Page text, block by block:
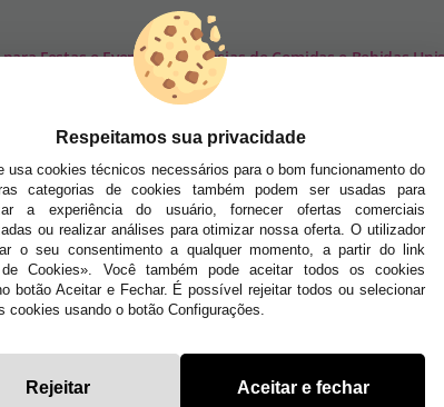
Festas e Eventos» Fantasias de Comidas e Bebidas
de todos!
por e-mail. Posso cancelar a inscrição a qualquer momento, conforme
às 14h e das 17h às 20h Sábados das
· Quem somos
· Como comprar
Respeitamos sua privacidade
usa cookies técnicos necessários para o bom funcionamento do
categorias de cookies também podem ser usadas para
a experiência do usuário, fornecer ofertas comerciais
ou realizar análises para otimizar nossa oferta. O utilizador
o seu consentimento a qualquer momento, a partir do link
Cookies». Você também pode aceitar todos os cookies
botão Aceitar e Fechar. É possível rejeitar todos ou selecionar
cookies usando o botão Configurações.
Rejeitar Aceitar e fechar